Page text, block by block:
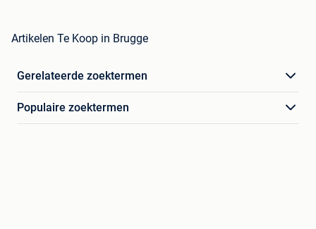
Artikelen Te Koop in Brugge
Gerelateerde zoektermen
Populaire zoektermen